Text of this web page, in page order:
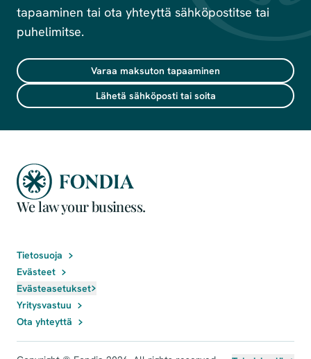
tapaaminen tai ota yhteyttä sähköpostitse tai
puhelimitse.
Varaa maksuton tapaaminen
Lähetä sähköposti tai soita
We law your business.
Tietosuoja
Evästeet
Evästeasetukset
Yritysvastuu
Ota yhteyttä